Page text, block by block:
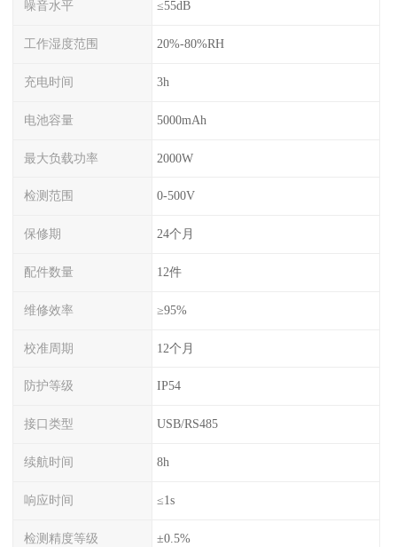
噪音水平 ≤55dB
工作湿度范围 20%-80%RH
充电时间 3h
电池容量 5000mAh
最大负载功率 2000W
检测范围 0-500V
保修期 24个月
配件数量 12件
维修效率 ≥95%
校准周期 12个月
防护等级 IP54
接口类型 USB/RS485
续航时间 8h
响应时间 ≤1s
检测精度等级 ±0.5%